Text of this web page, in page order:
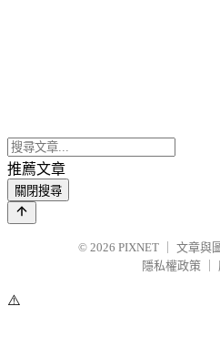
推薦文章
關閉搜尋
© 2026 PIXNET
文章與
隱私權政策
⚠️